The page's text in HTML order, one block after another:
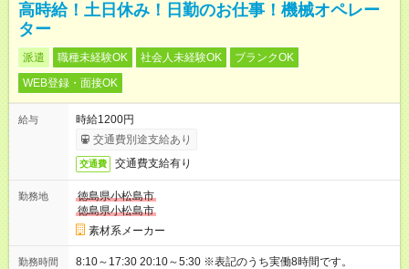
高時給！土日休み！日勤のお仕事！機械オペレー
ター
派遣 職種未経験OK 社会人未経験OK
ブランクOK
WEB登録・面接OK
給与
時給1200円
交通費別途支給あり
交通費 交通費支給有り
勤務地
徳島県小松島市
徳島県小松島市
素材系メーカー
勤務時間 8:10～17:30 20:10～5:30 ※表記のうち実働8時間です。